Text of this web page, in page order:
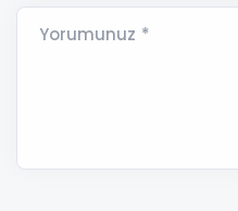
Yorumunuz *